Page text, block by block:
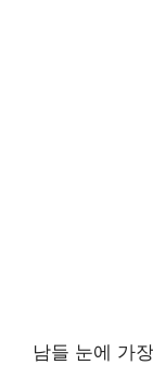
남들 눈에 가